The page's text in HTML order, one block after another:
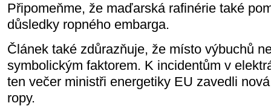
Připomeňme, že maďarská rafinérie také
důsledky ropného embarga.
Článek také zdůrazňuje, že místo výbuchů
symbolickým faktorem. K incidentům v
ten večer ministři energetiky EU zavedli
ropy.